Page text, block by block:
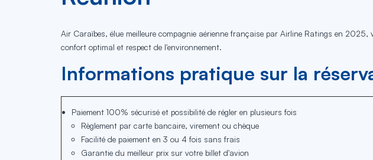
Air Caraïbes, élue meilleure compagnie aérienne française par Airline Ratings en
confort optimal et respect de l'environnement.
Informations pratique sur la
Paiement 100% sécurisé et possibilité de régler en plusieurs fois
Règlement par carte bancaire, virement ou chèque
Facilité de paiement en 3 ou 4 fois sans frais
Garantie du meilleur prix sur votre billet d'avion